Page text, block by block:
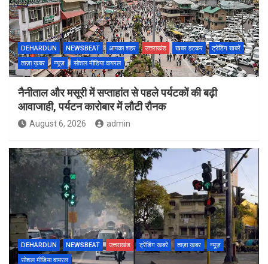
DEHARDUN NEWSBEAT आपका शहर उत्तराखंड खबर हटकर
ट्रेंडिंग खबरें
ताज़ा ख़बर
न्यूज़ सोशल मीडिया वायरल
नैनीताल और मसूरी में सप्ताहांत से पहले पर्यटकों की बढ़ी
आवाजाही, पर्यटन कारोबार में लौटी रौनक
August 6, 2026 admin
DEHARDUN NEWSBEAT उत्तराखंड ट्रेंडिंग खबरें ताज़ा ख़बर
न्यूज़
सोशल मीडिया वायरल